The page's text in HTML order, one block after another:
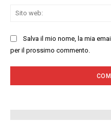
Salva il mio nome, la mia
per il prossimo commento.